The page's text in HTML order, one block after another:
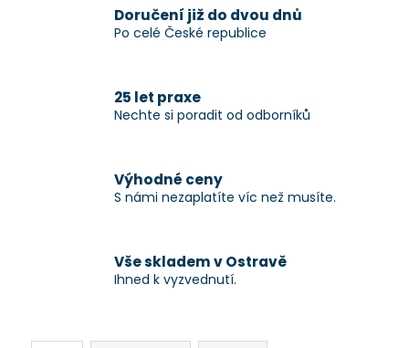
Doručení již do dvou dnů
Po celé České republice
25 let praxe
Nechte si poradit od odborníků
Výhodné ceny
S námi nezaplatíte víc než musíte.
Vše skladem v Ostravě
Ihned k vyzvednutí.